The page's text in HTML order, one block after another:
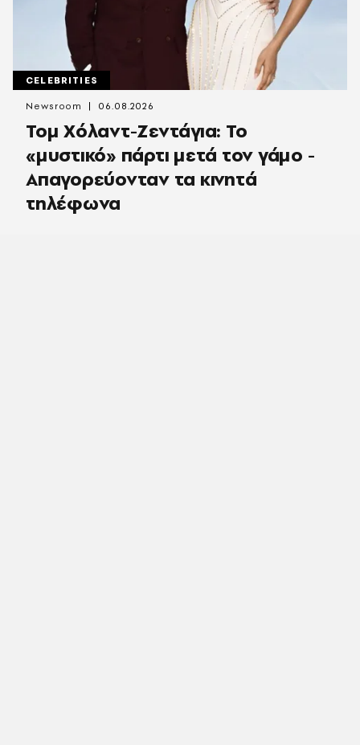
CELEBRITIES
Τομ Χόλαντ-Ζεντάγια: Το
«μυστικό» πάρτι μετά τον γάμο -
Απαγορεύονταν τα κινητά
τηλέφωνα
Newsroom 06.08.2026